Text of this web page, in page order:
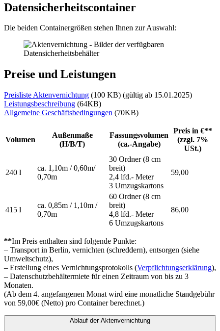
Datensicherheitscontainer
Die beiden Containergrößen stehen Ihnen zur Auswahl:
Preise und Leistungen
Preisliste Aktenvernichtung (100 KB) (gültig ab 15.01.2025)
Leistungsbeschreibung (64KB)
Allgemeine Geschäftsbedingungen (70KB)
Volumen
Außenmaße
(H/B/T)
Fassungsvolumen
(ca.-Angabe)
Preis in €**
(zzgl. 7%
USt.)
240 l
ca. 1,10m / 0,60m/
0,70m
30 Ordner (8 cm
breit)
2,4 lfd.- Meter
3 Umzugskartons
59,00
415 l
ca. 0,85m / 1,10m /
0,70m
60 Ordner (8 cm
breit)
4,8 lfd.- Meter
6 Umzugskartons
86,00
**Im Preis enthalten sind folgende Punkte:
– Transport in Berlin, vernichten (schreddern), entsorgen (siehe
Umweltschutz),
– Erstellung eines Vernichtungsprotokolls (Verpflichtungserklärung),
– Datenschutzbehältermiete für einen Zeitraum von bis zu 3
Monaten.
(Ab dem 4. angefangenen Monat wird eine monatliche Standgebühr
von 59,00€ (Netto) pro Container berechnet.)
Ablauf der Aktenvernichtung